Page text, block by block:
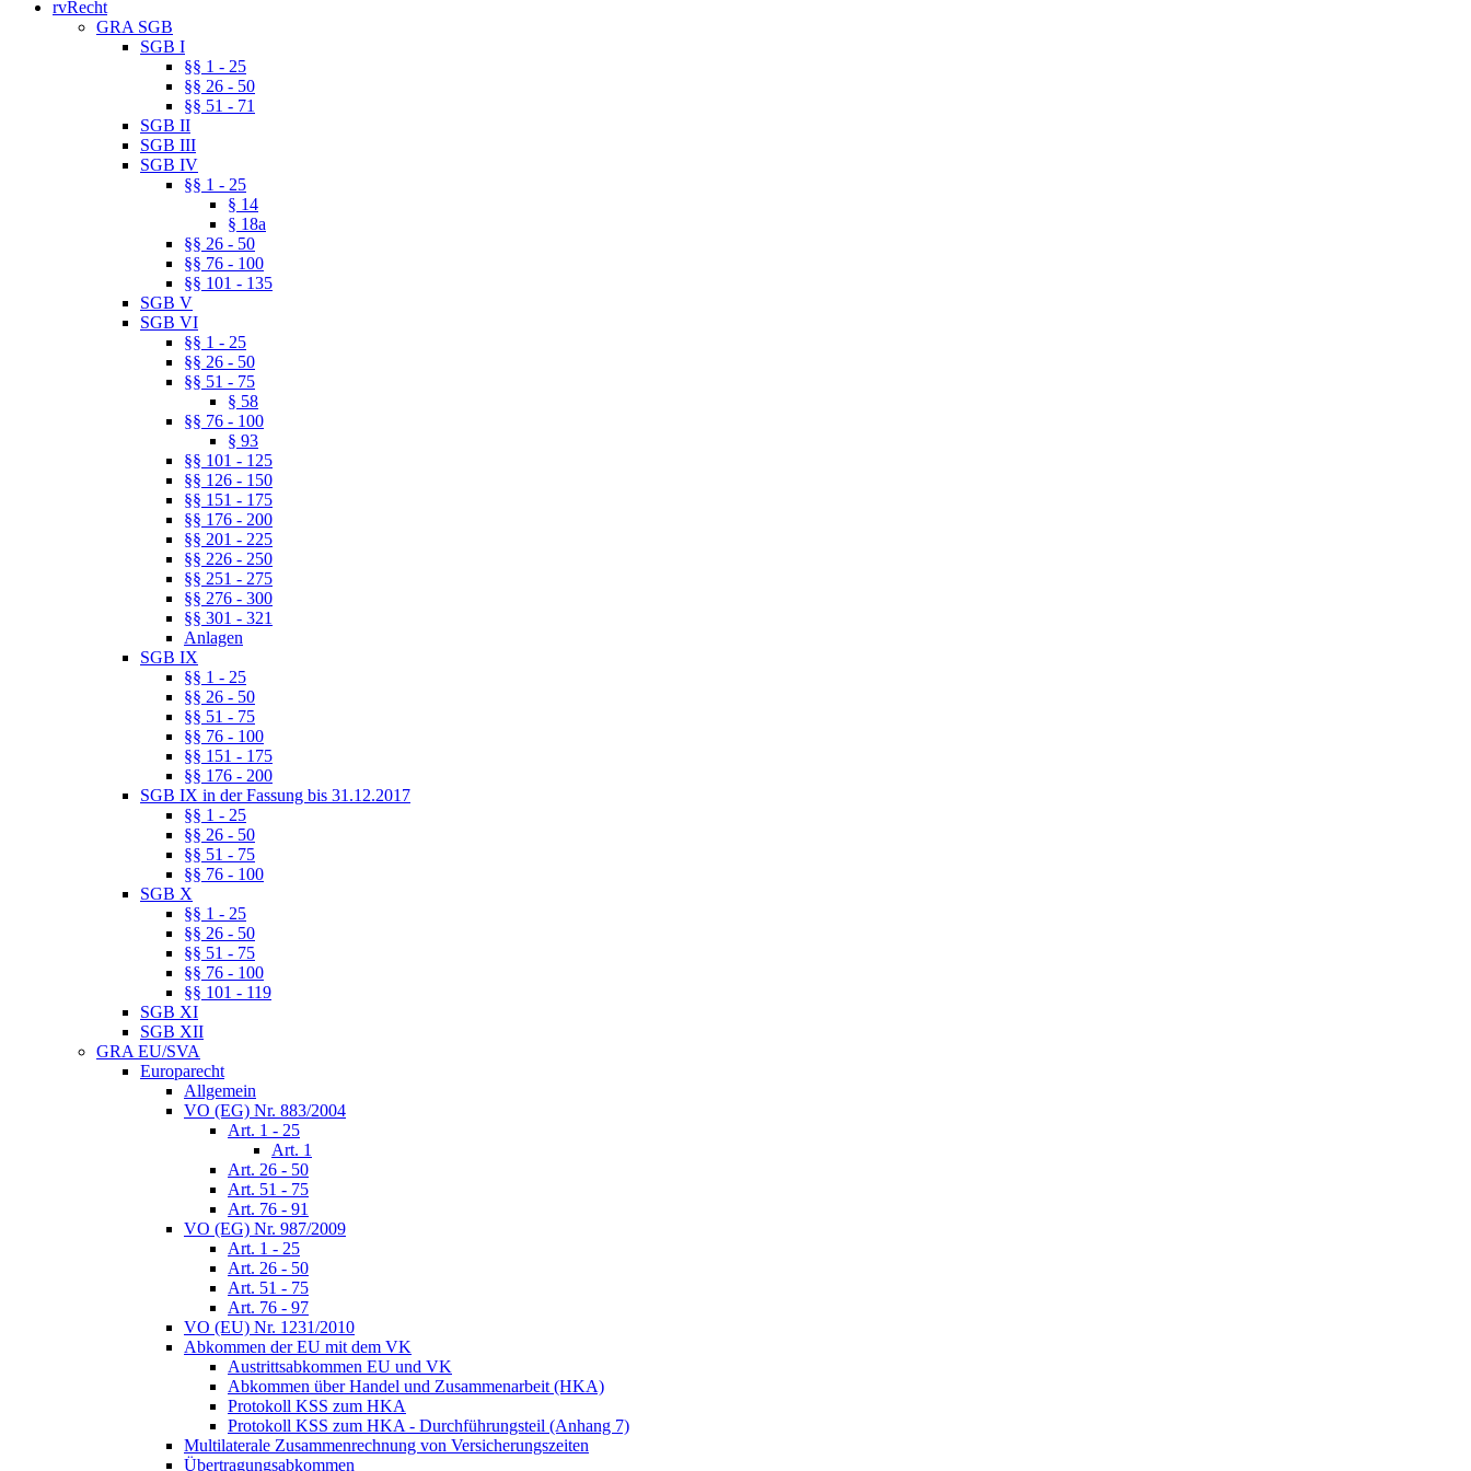
rvRecht
GRA SGB
SGB I
§§ 1 - 25
§§ 26 - 50
§§ 51 - 71
SGB II
SGB III
SGB IV
§§ 1 - 25
§ 14
§ 18a
§§ 26 - 50
§§ 76 - 100
§§ 101 - 135
SGB V
SGB VI
§§ 1 - 25
§§ 26 - 50
§§ 51 - 75
§ 58
§§ 76 - 100
§ 93
§§ 101 - 125
§§ 126 - 150
§§ 151 - 175
§§ 176 - 200
§§ 201 - 225
§§ 226 - 250
§§ 251 - 275
§§ 276 - 300
§§ 301 - 321
Anlagen
SGB IX
§§ 1 - 25
§§ 26 - 50
§§ 51 - 75
§§ 76 - 100
§§ 151 - 175
§§ 176 - 200
SGB IX in der Fassung bis 31.12.2017
§§ 1 - 25
§§ 26 - 50
§§ 51 - 75
§§ 76 - 100
SGB X
§§ 1 - 25
§§ 26 - 50
§§ 51 - 75
§§ 76 - 100
§§ 101 - 119
SGB XI
SGB XII
GRA EU/SVA
Europarecht
Allgemein
VO (EG) Nr. 883/2004
Art. 1 - 25
Art. 1
Art. 26 - 50
Art. 51 - 75
Art. 76 - 91
VO (EG) Nr. 987/2009
Art. 1 - 25
Art. 26 - 50
Art. 51 - 75
Art. 76 - 97
VO (EU) Nr. 1231/2010
Abkommen der EU mit dem VK
Austrittsabkommen EU und VK
Abkommen über Handel und Zusammenarbeit (HKA)
Protokoll KSS zum HKA
Protokoll KSS zum HKA - Durchführungsteil (Anhang 7)
Multilaterale Zusammenrechnung von Versicherungszeiten
Übertragungsabkommen